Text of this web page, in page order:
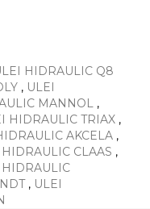
HIDRAULIC Q8
, ULEI
MANNOL ,
HIDRAULIC TRIAX ,
AKCELA ,
CLAAS ,
HIDRAULIC
, ULEI